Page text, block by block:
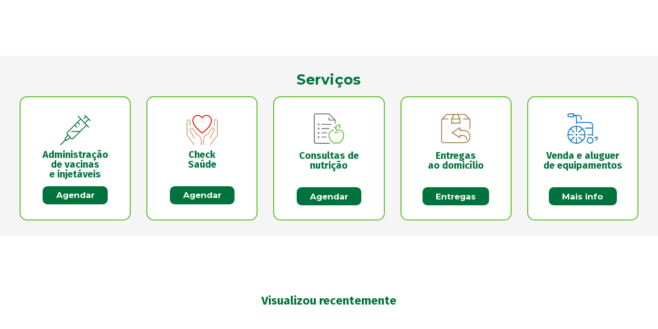
Serviços
Administração
de vacinas
e injetáveis
Agendar
Check
Saúde
Agendar
Consultas de
nutrição
Agendar
Entregas
ao domicílio
Entregas
Venda e aluguer
de equipamentos
Mais info
Visualizou recentemente